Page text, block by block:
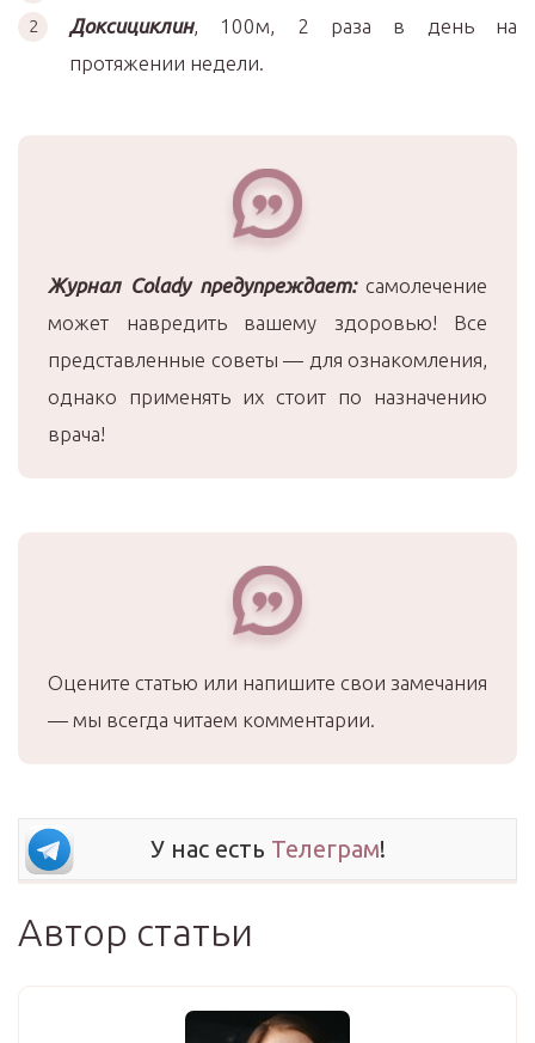
Доксициклин, 100м, 2 раза в день на
протяжении недели.
Журнал Colady предупреждает:самолечение
может навредить вашему здоровью! Все
представленные советы — для ознакомления,
однако применять их стоит по назначению
врача!
Оцените статью или напишите свои замечания
— мы всегда читаем комментарии.
У нас есть Телеграм!
Автор статьи